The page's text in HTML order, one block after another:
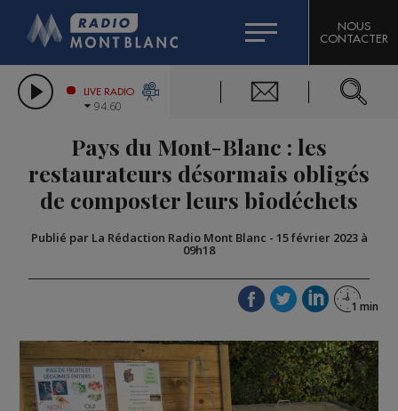
LES CHRONIQUES DE L'EXPERT
CITIZEN MACHINERY
GRAND MASSIF DOMAINES SKIABLES
BIGARD
COMPAGNIE DU MONT-BLANC
NOUS
CONTACTER
LIVE RADIO
94.60
Pays du Mont-Blanc : les
restaurateurs désormais obligés
de composter leurs biodéchets
Publié par La Rédaction Radio Mont Blanc - 15 février 2023 à
09h18